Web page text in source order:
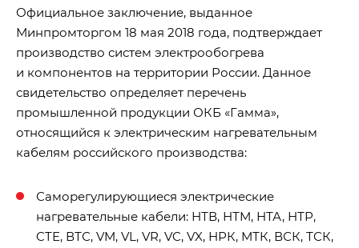
Официальное заключение, выданное
Минпромторгом 18 мая 2018 года, подтверждает
производство систем электрообогрева
и компонентов на территории России. Данное
свидетельство определяет перечень
промышленной продукции ОКБ «Гамма»,
относящийся к электрическим нагревательным
кабелям российского производства:
Саморегулирующиеся электрические
нагревательные кабели: НТВ, НТМ, НТА, НТР,
CTE, ВТС, VM, VL, VR, VC, VX, НРК, МТК, ВСК, ТСК,